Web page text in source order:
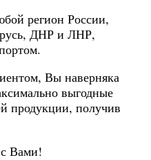
регион России,
ДНР и ЛНР,
Вы наверняка
выгодные
продукции, получив
Вами!